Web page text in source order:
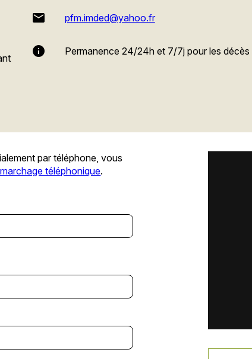
email pfm.imded@yahoo.fr
info Permanence 24/24h et 7/7j pour les décès
par téléphone, vous
téléphonique.